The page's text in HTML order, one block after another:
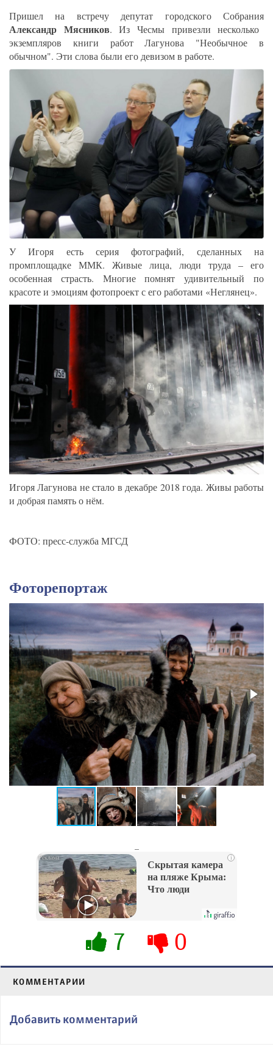
Пришел на встречу депутат городского Собрания
Александр Мясников. Из Чесмы привезли несколько
экземпляров книги работ Лагунова "Необычное в
обычном". Эти слова были его девизом в работе.
У Игоря есть серия фотографий, сделанных на
промплощадке ММК. Живые лица, люди труда – его
особенная страсть. Многие помнят удивительный по
красоте и эмоциям фотопроект с его работами «Неглянец».
Игоря Лагунова не стало в декабре 2018 года. Живы работы
и добрая память о нём.
ФОТО: пресс-служба МГСД
Фоторепортаж
i
Скрытая камера
на пляже Крыма:
Что люди
их не видят...
7 0
КОММЕНТАРИИ
Добавить комментарий